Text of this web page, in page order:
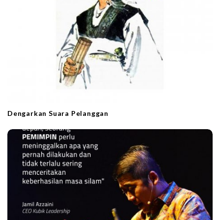
Dengarkan Suara Pelanggan